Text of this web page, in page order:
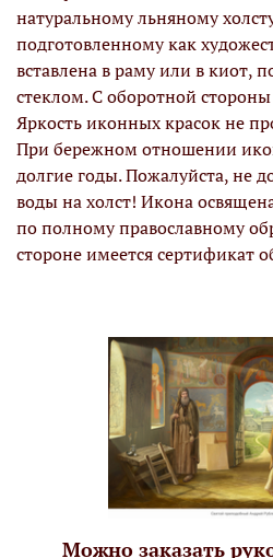
натуральному льняному
подготовленному как
вставлена в раму или в киот,
стеклом. С оборотной
Яркость иконных красок не
При бережном отношении
долгие годы. Пожалуйста, не
воды на холст! Икона
по полному православному
стороне имеется сертификат
Можно заказать